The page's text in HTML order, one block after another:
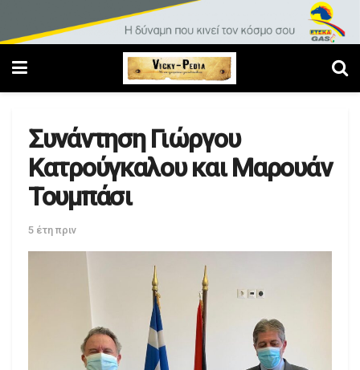
Συνάντηση Γιώργου
Κατρούγκαλου και Μαρουάν
Τουμπάσι
5 έτη πριν